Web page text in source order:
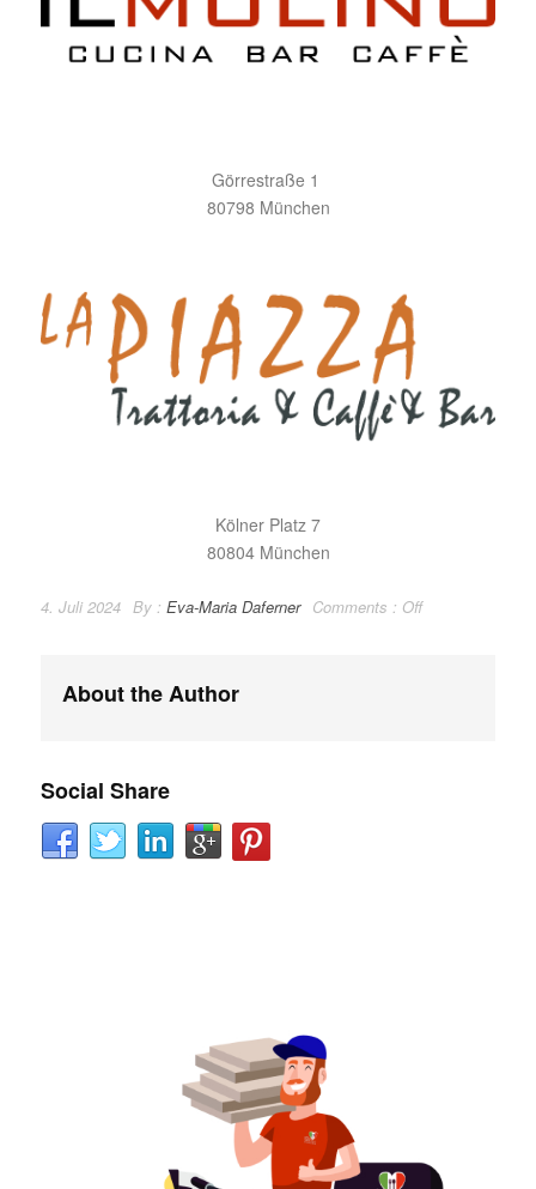
Görrestraße 1
80798 München
Kölner Platz 7
80804 München
4. Juli 2024 By : Eva-Maria Daferner Comments : Off
About the Author
Social Share